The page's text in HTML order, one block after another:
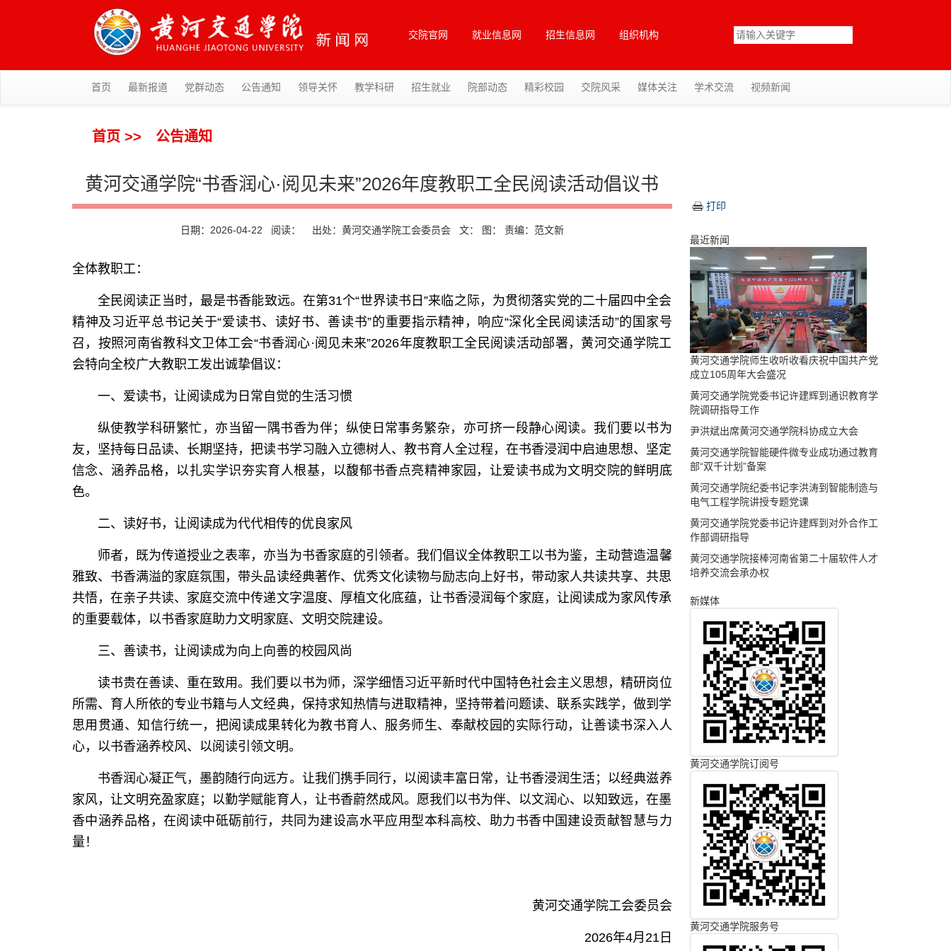
交院官网 就业信息网 招生信息网 组织机构
首页 最新报道 党群动态 公告通知 领导关怀 教学科研 招生就业 院部动态 精彩校园 交院风采 媒体关注 学术交流 视频新闻
首页 >> 公告通知
黄河交通学院“书香润心·阅见未来”2026年度教职工全民阅读活动倡议书
日期：2026-04-22 阅读： 出处：黄河交通学院工会委员会 文： 图： 责编：范文新
全体教职工：
全民阅读正当时，最是书香能致远。在第31个“世界读书日”来临之际，为贯彻落实党的二十届四中全会
精神及习近平总书记关于“爱读书、读好书、善读书”的重要指示精神，响应“深化全民阅读活动”的国家号
召，按照河南省教科文卫体工会“书香润心·阅见未来”2026年度教职工全民阅读活动部署，黄河交通学院工
会特向全校广大教职工发出诚挚倡议：
一、爱读书，让阅读成为日常自觉的生活习惯
纵使教学科研繁忙，亦当留一隅书香为伴；纵使日常事务繁杂，亦可挤一段静心阅读。我们要以书为
友，坚持每日品读、长期坚持，把读书学习融入立德树人、教书育人全过程，在书香浸润中启迪思想、坚定
信念、涵养品格，以扎实学识夯实育人根基，以馥郁书香点亮精神家园，让爱读书成为文明交院的鲜明底
色。
二、读好书，让阅读成为代代相传的优良家风
师者，既为传道授业之表率，亦当为书香家庭的引领者。我们倡议全体教职工以书为鉴，主动营造温馨
雅致、书香满溢的家庭氛围，带头品读经典著作、优秀文化读物与励志向上好书，带动家人共读共享、共思
共悟，在亲子共读、家庭交流中传递文字温度、厚植文化底蕴，让书香浸润每个家庭，让阅读成为家风传承
的重要载体，以书香家庭助力文明家庭、文明交院建设。
三、善读书，让阅读成为向上向善的校园风尚
读书贵在善读、重在致用。我们要以书为师，深学细悟习近平新时代中国特色社会主义思想，精研岗位
所需、育人所依的专业书籍与人文经典，保持求知热情与进取精神，坚持带着问题读、联系实践学，做到学
思用贯通、知信行统一，把阅读成果转化为教书育人、服务师生、奉献校园的实际行动，让善读书深入人
心，以书香涵养校风、以阅读引领文明。
书香润心凝正气，墨韵随行向远方。让我们携手同行，以阅读丰富日常，让书香浸润生活；以经典滋养
家风，让文明充盈家庭；以勤学赋能育人，让书香蔚然成风。愿我们以书为伴、以文润心、以知致远，在墨
香中涵养品格，在阅读中砥砺前行，共同为建设高水平应用型本科高校、助力书香中国建设贡献智慧与力
量！
黄河交通学院工会委员会
2026年4月21日
打印
最近新闻
黄河交通学院师生收听收看庆祝中国共产党
成立105周年大会盛况
黄河交通学院党委书记许建辉到通识教育学
院调研指导工作
尹洪斌出席黄河交通学院科协成立大会
黄河交通学院智能硬件微专业成功通过教育
部“双千计划”备案
黄河交通学院纪委书记李洪涛到智能制造与
电气工程学院讲授专题党课
黄河交通学院党委书记许建辉到对外合作工
作部调研指导
黄河交通学院接棒河南省第二十届软件人才
培养交流会承办权
新媒体
黄河交通学院订阅号
黄河交通学院服务号